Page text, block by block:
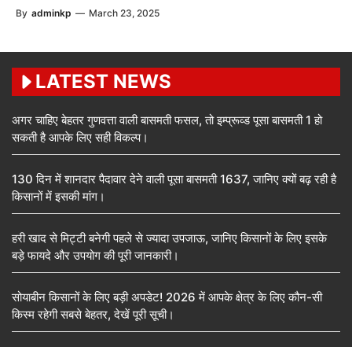
By adminkp — March 23, 2025
LATEST NEWS
अगर चाहिए बेहतर गुणवत्ता वाली बासमती फसल, तो इम्प्रूव्ड पूसा बासमती 1 हो
सकती है आपके लिए सही विकल्प।
130 दिन में शानदार पैदावार देने वाली पूसा बासमती 1637, जानिए क्यों बढ़ रही है
किसानों में इसकी मांग।
हरी खाद से मिट्टी बनेगी पहले से ज्यादा उपजाऊ, जानिए किसानों के लिए इसके
बड़े फायदे और उपयोग की पूरी जानकारी।
सोयाबीन किसानों के लिए बड़ी अपडेट! 2026 में आपके क्षेत्र के लिए कौन-सी
किस्म रहेगी सबसे बेहतर, देखें पूरी सूची।